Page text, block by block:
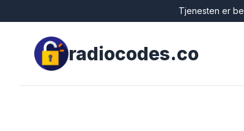
Tjenesten er
radiocodes.co